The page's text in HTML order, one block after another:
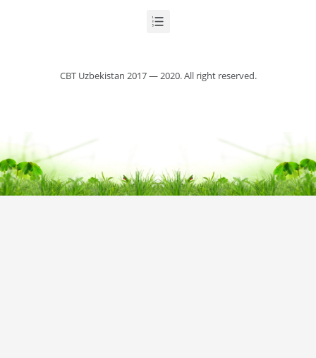
CBT Uzbekistan 2017 — 2020. All right reserved.